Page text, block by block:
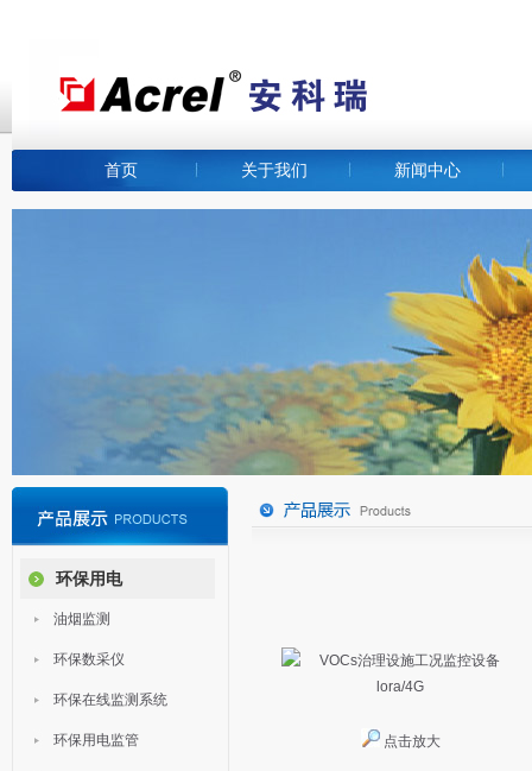
首页 关于我们 新闻中心
环保用电
油烟监测
环保数采仪
环保在线监测系统
环保用电监管 点击放大